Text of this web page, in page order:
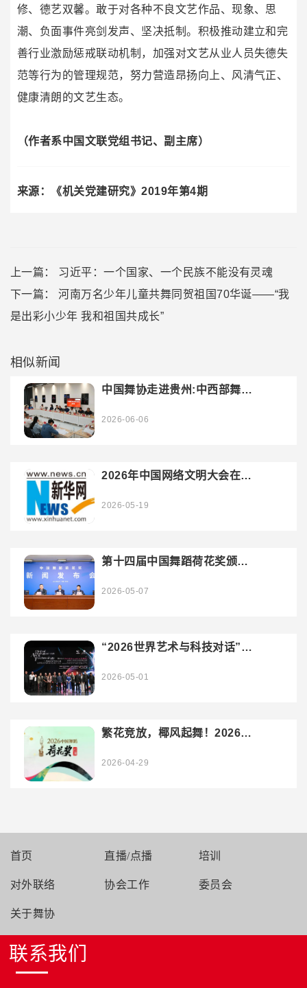
修、德艺双馨。敢于对各种不良文艺作品、现象、思
潮、负面事件亮剑发声、坚决抵制。积极推动建立和完
善行业激励惩戒联动机制，加强对文艺从业人员失德失
范等行为的管理规范，努力营造昂扬向上、风清气正、
健康清朗的文艺生态。
（作者系中国文联党组书记、副主席）
来源： 《机关党建研究》2019年第4期
上一篇：
习近平：一个国家、一个民族不能没有灵魂
下一篇：
河南万名少年儿童共舞同贺祖国70华诞——“我
是出彩小少年 我和祖国共成长”
相似新闻
中国舞协走进贵州:中西部舞蹈
2026-06-06
2026年中国网络文明大会在南
演讲
2026-05-19
第十四届中国舞蹈荷花奖颁奖
安圆满举行
2026-05-07
“2026世界艺术与科技对话”舞
2026-05-01
繁花竞放，椰风起舞！2026中
站举办
2026-04-29
首页 直播/点播 培训
对外联络 协会工作 委员会
关于舞协
联系我们